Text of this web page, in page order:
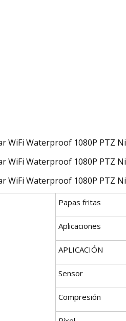
Papas fritas
Aplicaciones
APLICACIÓN
Sensor
Compresión